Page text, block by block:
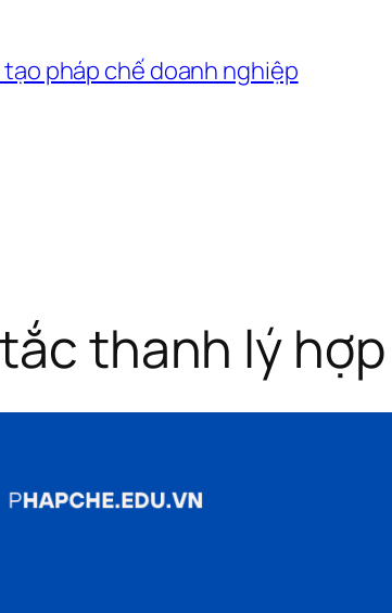
tạo pháp chế doanh nghiệp
thanh lý